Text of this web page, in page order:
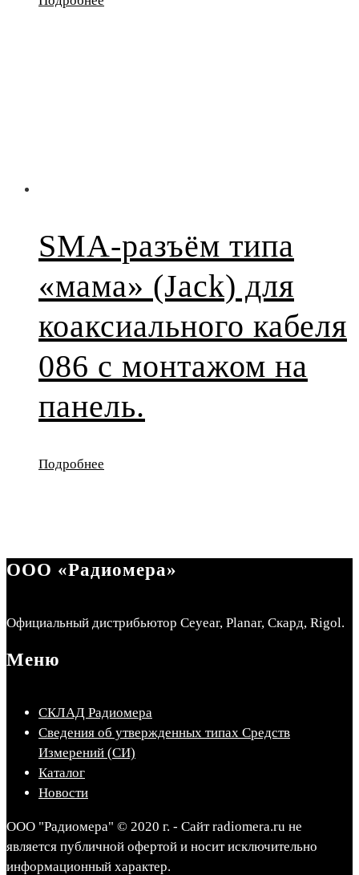
SMA-разъём типа
«мама» (Jack) для
коаксиального кабеля
086 с монтажом на
панель.
Подробнее
ООО «Радиомера»
Официальный дистрибьютор Ceyear, Planar, Скард, Rigol.
Меню
СКЛАД Радиомера
Сведения об утвержденных типах Средств
Измерений (СИ)
Каталог
Новости
ООО "Радиомера" © 2020 г. - Сайт radiomera.ru не
является публичной офертой и носит исключительно
информационный характер.